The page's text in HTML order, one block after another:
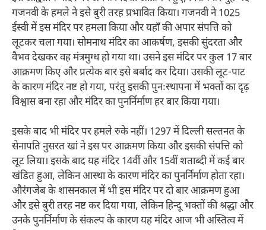
गजनवी के हमले ने इसे बुरी तरह प्रभावित किया। गजनवी ने 1025
ईस्वी में इस मंदिर पर हमला किया और यहाँ की अपार संपत्ति को
लूटकर चला गया। सोमनाथ मंदिर का आकर्षण, इसकी सुंदरता और
वैभव देखकर वह मंत्रमुग्ध हो गया था। उसने इस मंदिर पर कुल 17 बार
आक्रमण किए और प्रत्येक बार इसे बर्बाद कर दिया। उसकी लूट-पाट
के कारण मंदिर नष्ट हो गया, परंतु इसकी पुनःस्थापना में भक्तों का दृढ़
विश्वास बना रहा और मंदिर का पुनर्निर्माण हर बार किया गया।
इसके बाद भी मंदिर पर हमले रुके नहीं। 1297 में दिल्ली सल्तनत के
सेनापति नुसरत खां ने इस पर आक्रमण किया और इसकी संपत्ति को
लूट लिया। इसके बाद यह मंदिर 14वीं और 15वीं शताब्दी में कई बार
खंडित हुआ, लेकिन आस्था के कारण मंदिर का पुनर्निर्माण होता रहा।
औरंगजेब के शासनकाल में भी इस मंदिर पर दो बार आक्रमण हुआ
और इसे बुरी तरह नष्ट कर दिया गया, लेकिन हिन्दू भक्तों की श्रद्धा और
उनके पुनर्निर्माण के संकल्प के कारण यह मंदिर आज भी अस्तित्व में